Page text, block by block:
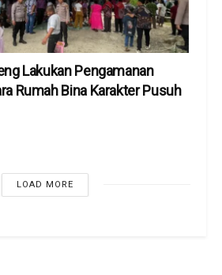
Lakukan Pengamanan
Rumah Bina Karakter Pusuh
LOAD MORE